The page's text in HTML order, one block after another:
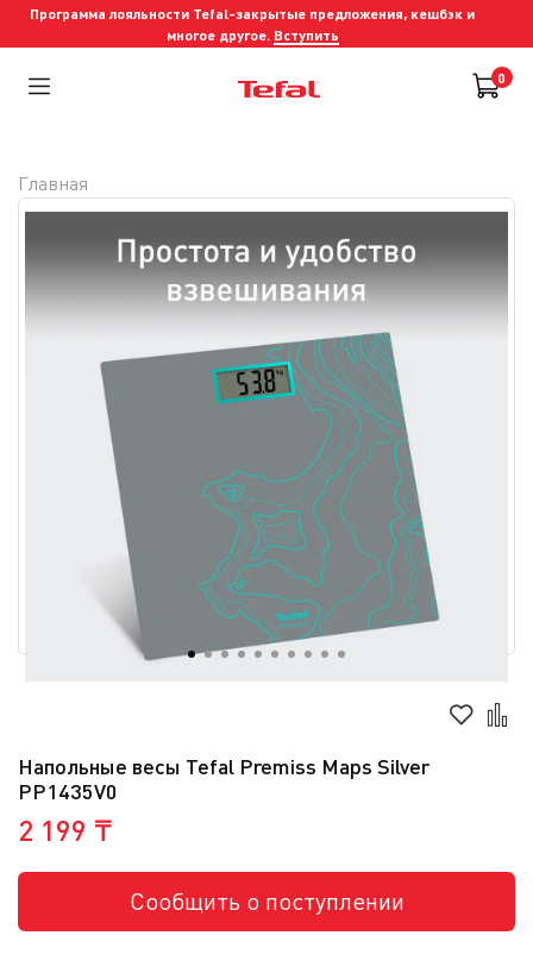
Программа лояльности Tefal-закрытые предложения, кешбэк и
многое другое. Вступить
0
Напольные весы Tefal Premiss Maps Silver
PP1435V0
2 199 ₸
Сообщить о поступлении
Главная